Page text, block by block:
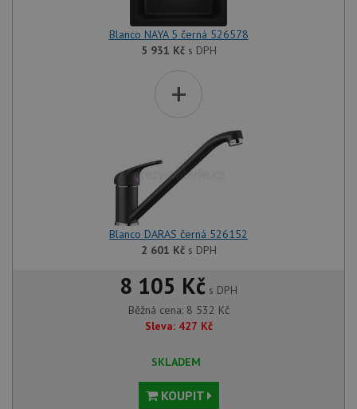
Blanco NAYA 5 černá 526578
5 931 Kčs DPH
+
Blanco DARAS černá 526152
2 601 Kčs DPH
8 105 Kč s DPH
Běžná cena: 8 532 Kč
Sleva: 427 Kč
SKLADEM
KOUPIT